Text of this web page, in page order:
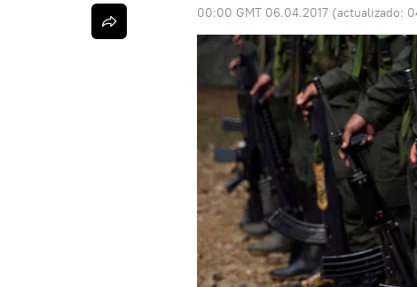
00:00 GMT 06.04.2017 (actualizado: